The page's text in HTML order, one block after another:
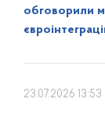
обговорили
23.07.2026 13:53